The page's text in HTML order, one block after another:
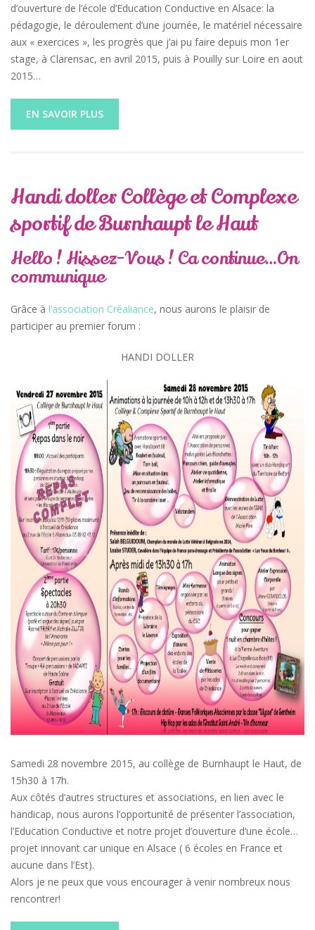
d’ouverture de l’école d’Education Conductive en Alsace: la
pédagogie, le déroulement d’une journée, le matériel nécessaire
aux « exercices », les progrès que j’ai pu faire depuis mon 1er
stage, à Clarensac, en avril 2015, puis à Pouilly sur Loire en aout
2015…
EN SAVOIR PLUS
Handi doller Collège et Complexe
sportif de Burnhaupt le Haut
Hello ! Hissez-Vous ! Ca continue…On
communique
Grâce à l’association Créaliance, nous aurons le plaisir de
participer au premier forum :
HANDI DOLLER
Samedi 28 novembre 2015, au collège de Burnhaupt le Haut, de
15h30 à 17h.
Aux côtés d’autres structures et associations, en lien avec le
handicap, nous aurons l’opportunité de présenter l’association,
l’Education Conductive et notre projet d’ouverture d’une école…
projet innovant car unique en Alsace ( 6 écoles en France et
aucune dans l’Est).
Alors je ne peux que vous encourager à venir nombreux nous
rencontrer!